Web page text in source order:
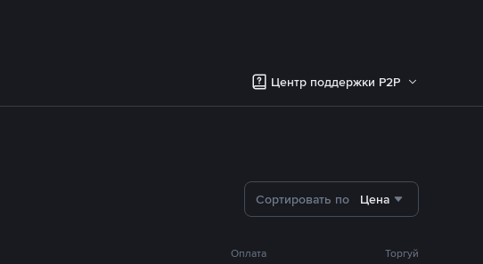
Центр поддержки P2P
Сортировать по Цена
Оплата Торгуй